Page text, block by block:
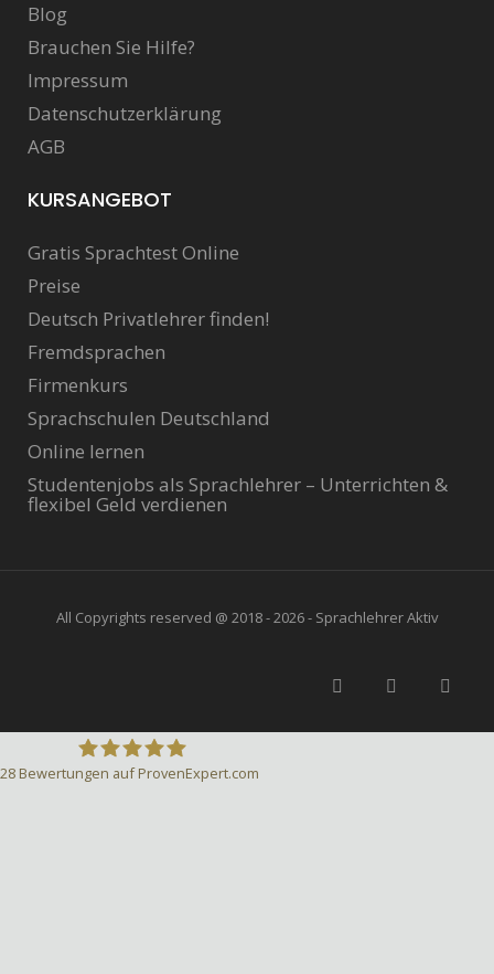
Blog
Brauchen Sie Hilfe?
Impressum
Datenschutzerklärung
AGB
KURSANGEBOT
Gratis Sprachtest Online
Preise
Deutsch Privatlehrer finden!
Fremdsprachen
Firmenkurs
Sprachschulen Deutschland
Online lernen
Studentenjobs als Sprachlehrer – Unterrichten &
flexibel Geld verdienen
All Copyrights reserved @ 2018 - 2026 - Sprachlehrer Aktiv
28 Bewertungen auf ProvenExpert.com